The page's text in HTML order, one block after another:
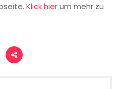
Klick hierum mehr zu